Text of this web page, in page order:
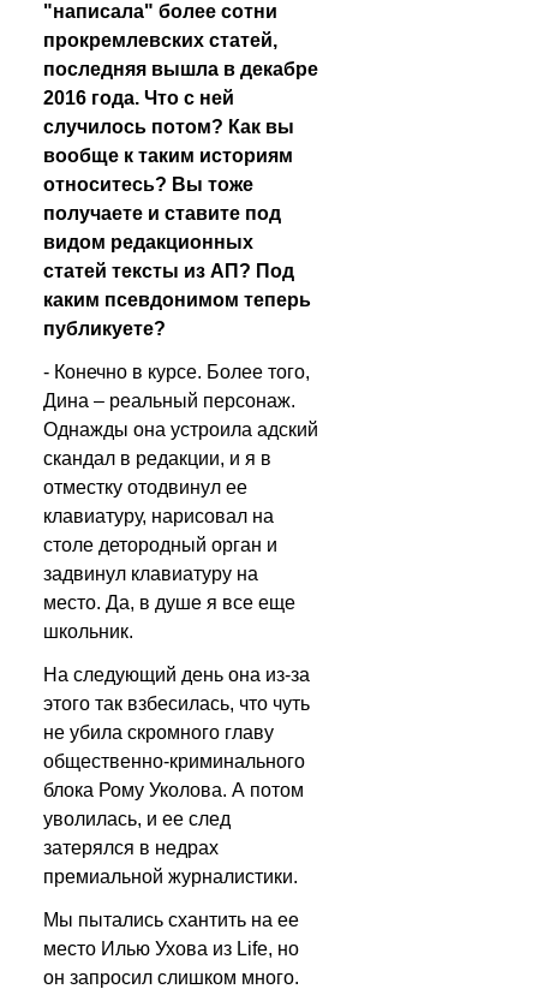
"написала" более сотни
прокремлевских статей,
последняя вышла в декабре
2016 года. Что с ней
случилось потом? Как вы
вообще к таким историям
относитесь? Вы тоже
получаете и ставите под
видом редакционных
статей тексты из АП? Под
каким псевдонимом теперь
публикуете?
- Конечно в курсе. Более того,
Дина – реальный персонаж.
Однажды она устроила адский
скандал в редакции, и я в
отместку отодвинул ее
клавиатуру, нарисовал на
столе детородный орган и
задвинул клавиатуру на
место. Да, в душе я все еще
школьник.
На следующий день она из-за
этого так взбесилась, что чуть
не убила скромного главу
общественно-криминального
блока Рому Уколова. А потом
уволилась, и ее след
затерялся в недрах
премиальной журналистики.
Мы пытались схантить на ее
место Илью Ухова из Life, но
он запросил слишком много.